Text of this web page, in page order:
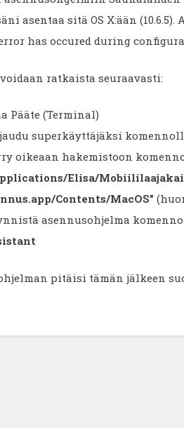
asentaa sitä OS X:ään
has occured during
ratkaista seuraavasti:
Pääte (Terminal)
superkäyttäjäksi
oikeaan hakemistoon
Elisa/
Contents/MacOS”
asennusohjelma
pitäisi tämän jälkeen